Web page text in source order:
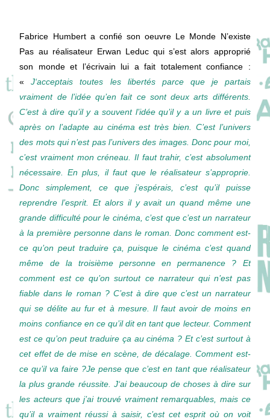
Fabrice Humbert a confié son oeuvre Le Monde N’existe
Pas au réalisateur Erwan Leduc qui s’est alors approprié
son monde et l’écrivain lui a fait totalement confiance :
«J‘acceptaistoutes les libertés parce que je partais
vraiment de l’idéequ’enfait ce sontdeuxarts différents.
C’est àdire qu’ily asouvent l’idéequ’ily aun livreet puis
aprèsonl’adapte au cinémaesttrèsbien. C’est l’univers
des mots quin’est pasl’universdes images.Doncpour moi,
c’estvraiment moncréneau.Il fauttrahir, c’est absolument
nécessaire.Enplus, il faut que le réalisateur s’approprie.
Doncsimplement, ce quej’espérais,c’est qu’il puisse
reprendrel’esprit.Et alors il yavaitunquand même une
grande difficultépourle cinéma,c’est que c’estun narrateur
àlapremièrepersonnedansle roman. Donc comment est-
cequ’onpeut traduire ça,puisquelecinéma c’est quand
même de la troisièmepersonneenpermanence ? Et
comment est cequ’onsurtout ce narrateurquin’est pas
fiabledansle roman ? C’est à dire que c’est un narrateur
quisedéliteaufuret à mesure. Il faut avoir de moins en
moins confiance en ce qu’ilditentantque lecteur. Comment
estcequ’on peut traduire ça aucinéma ?Et c’est surtout à
cet effet dedemise en scène, dedécalage.Comment est-
cequ’ilvafaire ?Jepenseque c’est en tant que réalisateur
laplusgrande réussite. J‘ai beaucoup de choses à dire sur
lesacteurs quej’aitrouvé vraimentremarquables, mais ce
qu’ilavraimentréussiàsaisir,c’est cet esprit où on voit